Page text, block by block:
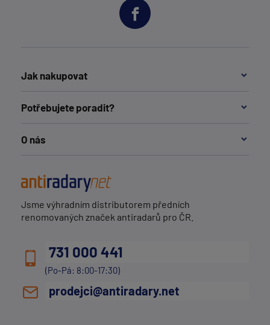
Jak nakupovat
Potřebujete poradit?
O nás
Jsme výhradním distributorem předních
renomovaných značek antiradarů pro ČR.
731 000 441
(Po-Pá: 8:00-17:30)
prodejci@antiradary.net